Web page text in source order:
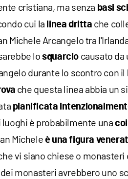
cristiana, ma senza basi
cui la linea dritta che
Michele Arcangelo tra
losquarcio causato da
durante lo scontro con il
che questa linea abbia un
pianificata
è probabilmente una
Michele è una figura
vi siano chiese o monasteri
monasteri avrebbero uno